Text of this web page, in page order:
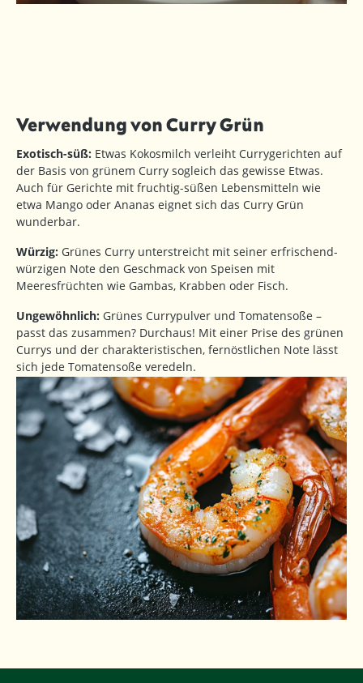
Verwendung von Curry Grün
Exotisch-süß: Etwas Kokosmilch verleiht Currygerichten auf
der Basis von grünem Curry sogleich das gewisse Etwas.
Auch für Gerichte mit fruchtig-süßen Lebensmitteln wie
etwa Mango oder Ananas eignet sich das Curry Grün
wunderbar.
Würzig: Grünes Curry unterstreicht mit seiner erfrischend-
würzigen Note den Geschmack von Speisen mit
Meeresfrüchten wie Gambas, Krabben oder Fisch.
Ungewöhnlich: Grünes Currypulver und Tomatensoße –
passt das zusammen? Durchaus! Mit einer Prise des grünen
Currys und der charakteristischen, fernöstlichen Note lässt
sich jede Tomatensoße veredeln.